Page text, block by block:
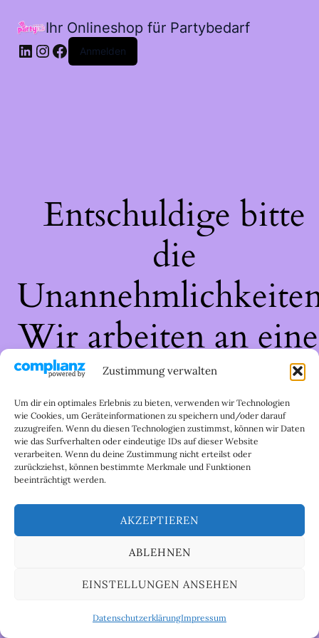
Zustimmung verwalten
Um dir ein optimales Erlebnis zu bieten, verwenden wir Technologien
wie Cookies, um Geräteinformationen zu speichern und/oder darauf
zuzugreifen. Wenn du diesen Technologien zustimmst, können wir Daten
wie das Surfverhalten oder eindeutige IDs auf dieser Website
verarbeiten. Wenn du deine Zustimmung nicht erteilst oder
zurückziehst, können bestimmte Merkmale und Funktionen
beeinträchtigt werden.
AKZEPTIEREN
ABLEHNEN
EINSTELLUNGEN ANSEHEN
DatenschutzerklärungImpressum
Ihr Onlineshop für Partybedarf
LinkedIn
Instagram
Facebook
Anmelden
Entschuldige bitte
die
Wir arbeiten an
großartigen Sache
schau bald wieder
vorbei!